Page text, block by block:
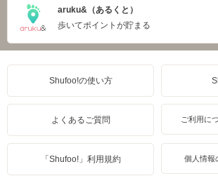
aruku&（あるくと）
歩いてポイントが貯まる
Shufoo!の使い方
よくあるご質問 ご利用に
「Shufoo!」利用規約 個人情報